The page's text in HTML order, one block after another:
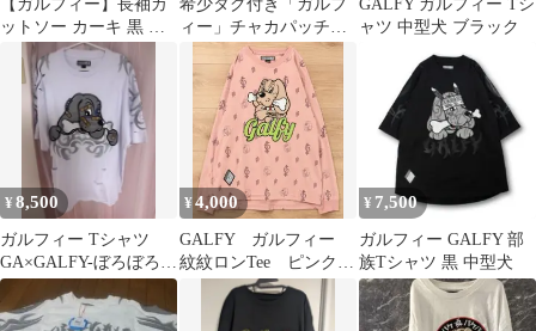
【ガルフィー】長袖カ
ットソー カーキ 黒 ド
ローコード Ｖネック 犬
刺繍
希少タグ付き「ガルフ
ィー」チャカパッチデ
ニム2 メンズ 個性的
刺繍 ゆったり
GALFY ガルフィー Tシ
ャツ 中型犬 ブラック
¥8,500
ガルフィー Tシャツ
GA×GALFY-ぼろぼろと
らいばりゅTee
¥4,000
GALFY ガルフィー
紋紋ロンTee ピンク
中型犬サイズL
¥ 7,500
ガルフィー GALFY 部
族Tシャツ 黒 中型犬